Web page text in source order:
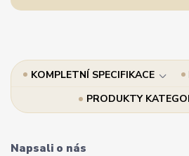
KOMPLETNÍ SPECIFIKACE
PRODUKTY
Napsali o nás